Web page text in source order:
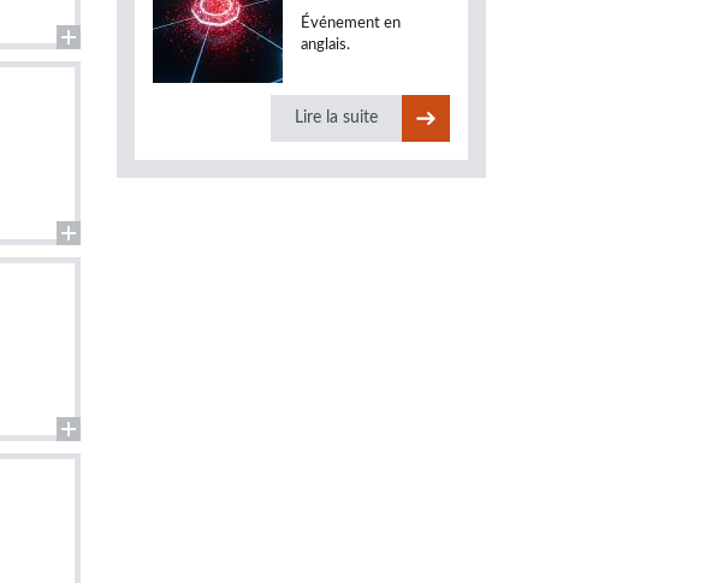
Événement en
anglais.
Lire la suite